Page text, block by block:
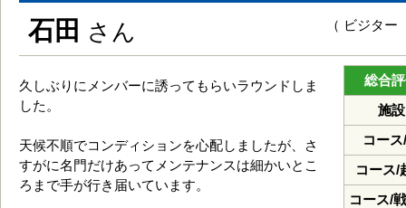
石田 さん （ ビジタ
久しぶりにメンバーに誘ってもらいラウンドしま
した。
天候不順でコンディションを心配しましたが、さ
すがに名門だけあってメンテナンスは細かいとこ
ろまで手が行き届いています。
総合
施設
コー
コース/
コース/